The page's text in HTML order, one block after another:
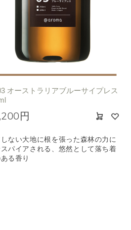
オーストラリアブルーサイプレス
円
ない大地に根を張った森林の力に
パイアされる、悠然として落ち着
る香り